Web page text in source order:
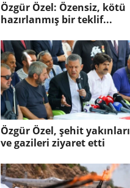
Özgür Özel: Özensiz, kötü
hazırlanmış bir teklif...
Özgür Özel, şehit yakınları
ve gazileri ziyaret etti